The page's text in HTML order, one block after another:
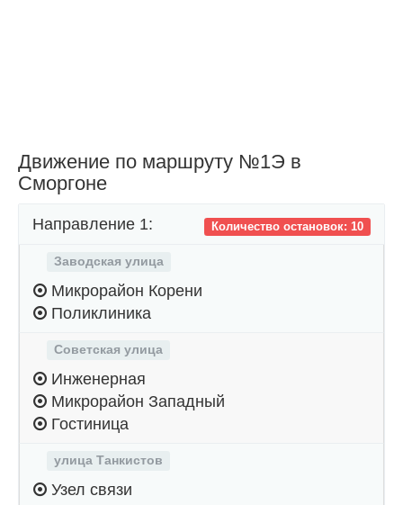
Движение по маршруту №1Э в
Сморгоне
Количество остановок: 10
Направление 1:
Заводская улица
Микрорайон Корени
Поликлиника
Советская улица
Инженерная
Микрорайон Западный
Гостиница
улица Танкистов
Узел связи